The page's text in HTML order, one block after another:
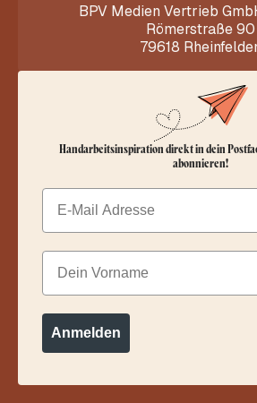
BPV Medien Vertrieb
Römerstraße 90
79618
Handarbeitsinspiration direkt in dein
abonnieren!
Email
Dein Vorname
Anmelden